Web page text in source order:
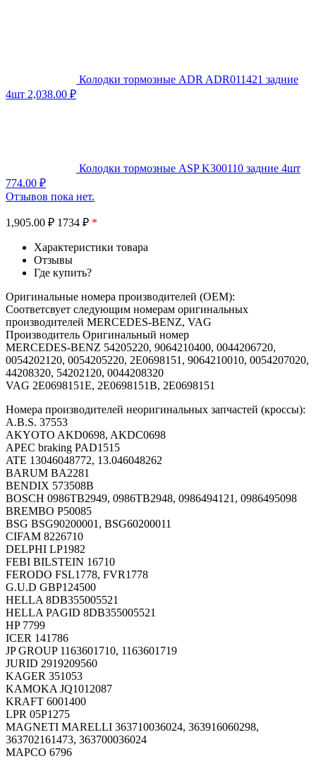
Колодки тормозные ADR ADR011421 задние
4шт 2,038.00 ₽
Колодки тормозные ASP K300110 задние 4шт
774.00 ₽
Отзывов пока нет.
1,905.00 ₽ 1734 ₽ *
Характеристики товара
Отзывы
Где купить?
Оригинальные номера производителей (OEM):
Соответсвует следующим номерам оригинальных
производителей MERCEDES-BENZ, VAG
Производитель Оригинальный номер
MERCEDES-BENZ 54205220, 9064210400, 0044206720,
0054202120, 0054205220, 2E0698151, 9064210010, 0054207020,
44208320, 54202120, 0044208320
VAG 2E0698151E, 2E0698151B, 2E0698151
Номера производителей неоригинальных запчастей (кроссы):
A.B.S. 37553
AKYOTO AKD0698, AKDC0698
APEC braking PAD1515
ATE 13046048772, 13.046048262
BARUM BA2281
BENDIX 573508B
BOSCH 0986TB2949, 0986TB2948, 0986494121, 0986495098
BREMBO P50085
BSG BSG90200001, BSG60200011
CIFAM 8226710
DELPHI LP1982
FEBI BILSTEIN 16710
FERODO FSL1778, FVR1778
G.U.D GBP124500
HELLA 8DB355005521
HELLA PAGID 8DB355005521
HP 7799
ICER 141786
JP GROUP 1163601710, 1163601719
JURID 2919209560
KAGER 351053
KAMOKA JQ1012087
KRAFT 6001400
LPR 05P1275
MAGNETI MARELLI 363710036024, 363916060298,
363702161473, 363700036024
MAPCO 6796